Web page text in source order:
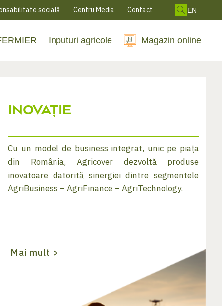
socială Centru Media Contact EN
Inputuri agricole Magazin online
INOVAȚIE
Cu un model de business integrat, unic pe piața
din România, Agricover dezvoltă produse
inovatoare datorită sinergiei dintre segmentele
AgriBusiness – AgriFinance – AgriTechnology.
Mai mult >